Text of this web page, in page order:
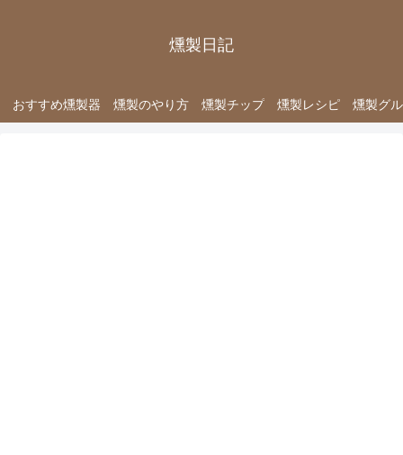
燻製日記
おすすめ燻製器 燻製のやり方 燻製チップ 燻製レシピ 燻製グ